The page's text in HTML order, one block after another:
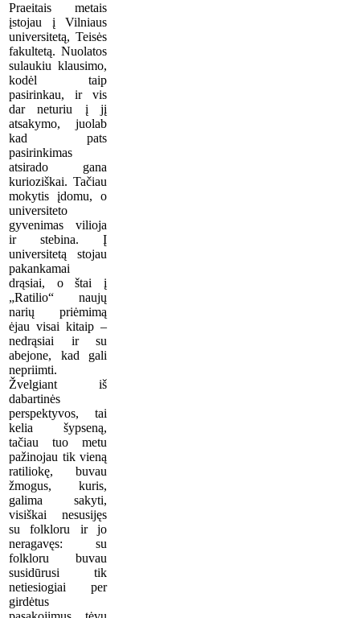
Praeitais metais
įstojau į Vilniaus
universitetą, Teisės
fakultetą. Nuolatos
sulaukiu klausimo,
kodėl taip
pasirinkau, ir vis
dar neturiu į jį
atsakymo, juolab
kad pats
pasirinkimas
atsirado gana
kurioziškai. Tačiau
mokytis įdomu, o
universiteto
gyvenimas vilioja
ir stebina. Į
universitetą stojau
pakankamai
drąsiai, o štai į
„Ratilio“ naujų
narių priėmimą
ėjau visai kitaip –
nedrąsiai ir su
abejone, kad gali
nepriimti.
Žvelgiant iš
dabartinės
perspektyvos, tai
kelia šypseną,
tačiau tuo metu
pažinojau tik vieną
ratiliokę, buvau
žmogus, kuris,
galima sakyti,
visiškai nesusijęs
su folkloru ir jo
neragavęs: su
folkloru buvau
susidūrusi tik
netiesiogiai per
girdėtus